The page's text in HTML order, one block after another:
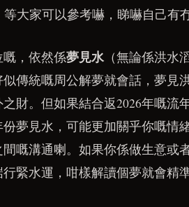
大家可以參考嚇，睇嚇自己有
，依然係夢見水 （無論係洪
傳統嘅周公解夢就會話，夢見
財。但如果結合返2026年嘅流
夢見水，可能更加關乎你嘅情
嘅溝通喇。如果你係做生意或
緊水運，咁樣解讀個夢就會精準